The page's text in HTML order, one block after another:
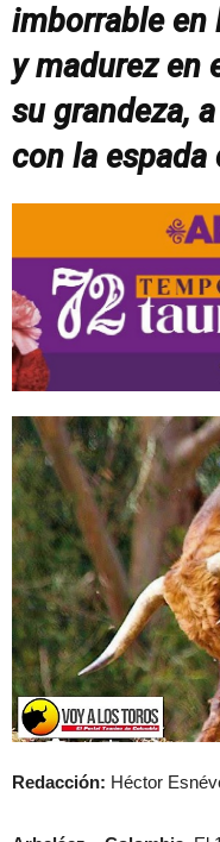
imborrable en
y madurez en
su grandeza,
con la espada
Redacción: Héctor